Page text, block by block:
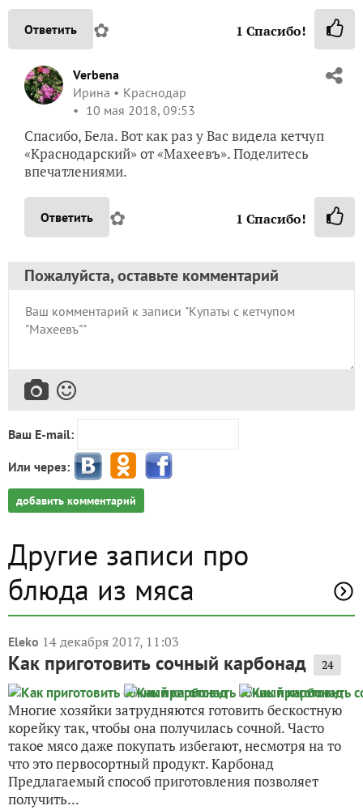
Ответить ✿ 1 Спасибо!
Verbena
Ирина
Краснодар
10 мая 2018, 09:53
Спасибо, Бела. Вот как раз у Вас видела кетчуп
«Краснодарский» от «Махеевъ». Поделитесь
впечатлениями.
Ответить ✿ 1 Спасибо!
Пожалуйста, оставьте комментарий
Ваш E-mail:
Или через:
добавить комментарий
Другие записи про
блюда из мяса
Eleko 14 декабря 2017, 11:03
Как приготовить сочный карбонад 24
Многие хозяйки затрудняются готовить бескостную
корейку так, чтобы она получилась сочной. Часто
такое мясо даже покупать избегают, несмотря на то
что это первосортный продукт. Карбонад
Предлагаемый способ приготовления позволяет
получить...